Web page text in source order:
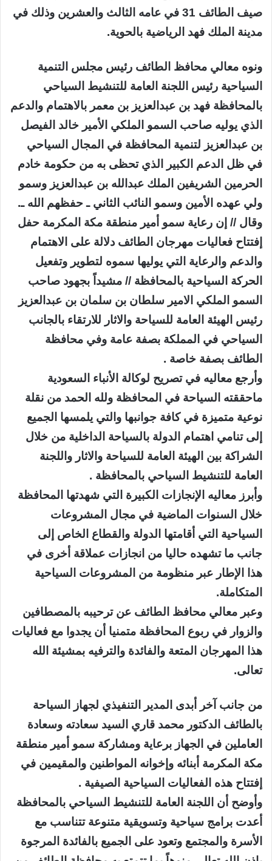
صيف الطائف 31 في عامه الثالث والعشرين وذلك في
مدينة الملك فهد الرياضية بالحوية.
ونوه معالي محافظ الطائف رئيس مجلس التنمية
السياحية رئيس اللجنة العامة للتنشيط السياحي
بالمحافظة فهد بن عبدالعزيز بن معمر بالاهتمام والدعم
الذي يوليه صاحب السمو الملكي الأمير خالد الفيصل
بن عبدالعزيز لتنمية المحافظة في المجال السياحي
في ظل الدعم الكبير الذي تحظى به من حكومة خادم
الحرمين الشريفين الملك عبدالله بن عبدالعزيز وسمو
ولي عهده الأمين وسمو النائب الثاني ـ حفظهم الله ـ.
وقال // إن رعاية سمو أمير منطقة مكة المكرمة حفل
إفتتاح فعاليات مهرجان الطائف دلالة على الاهتمام
والدعم والرعاية التي يوليها سموه لتطوير وتفعيل
الحركة السياحية بالمحافظة // مشيداً بجهود صاحب
السمو الملكي الامير سلطان بن سلمان بن عبدالعزيز
رئيس الهيئة العامة للسياحة والاثار للارتقاء بالجانب
السياحي في المملكة بصفة عامة وفي محافظة
الطائف بصفة خاصة .
وأرجع معاليه في تصريح لوكالة الأنباء السعودية
ماحققته السياحة في المحافظة ولله الحمد من نقلة
نوعية متميزة في كافة جوانبها والتي يلمسها الجميع
إلى تنامي اهتمام الدولة بالسياحة الداخلية من خلال
الشراكة بين الهيئة العامة للسياحة والاثار واللجنة
العامة للتنشيط السياحي بالمحافظة .
وأبرز معاليه الإنجازات الكبيرة التي شهدتها المحافظة
خلال السنوات الماضية في مجال المشروعات
السياحية التي أقامتها الدولة والقطاع الخاص إلى
جانب ما تشهده حاليا من انجازات عملاقة أخرى في
هذا الإطار عبر منظومة من المشروعات السياحية
المتكاملة.
وعبر معالي محافظ الطائف عن ترحيبه بالمصطافين
والزوار في ربوع المحافظة متمنيا أن يجدوا مع فعاليات
هذا المهرجان المتعة والفائدة والترفيه بمشيئة الله
تعالى.
من جانب آخر أبدى المدير التنفيذي لجهاز السياحة
بالطائف الدكتور محمد قاري السيد سعادته وسعادة
العاملين في الجهاز برعاية ومشاركة سمو أمير منطقة
مكة المكرمة أبنائه وإخوانه المواطنين والمقيمين في
إفتتاح هذه الفعاليات السياحية الصيفية .
وأوضح أن اللجنة العامة للتنشيط السياحي بالمحافظة
أعدت برامج سياحية وتسويقية متنوعة تتناسب مع
الأسرة والمجتمع وتعود على الجميع بالفائدة المرجوة